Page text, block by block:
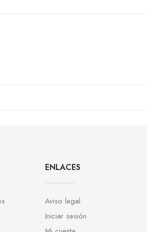
ENLACES
Aviso legal
Iniciar sesión